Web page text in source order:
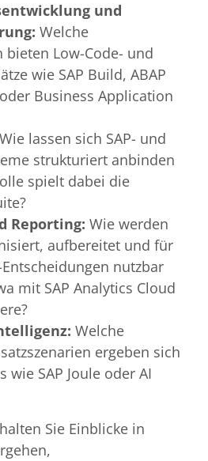
und
Welche
bieten Low-Code- und
wie SAP Build, ABAP
Business Application
Wie lassen sich SAP- und
strukturiert anbinden
spielt dabei die
Reporting: Wie werden
aufbereitet und für
nutzbar
mit SAP Analytics Cloud
Welche
ergeben sich
wie SAP Joule oder AI
Sie Einblicke in